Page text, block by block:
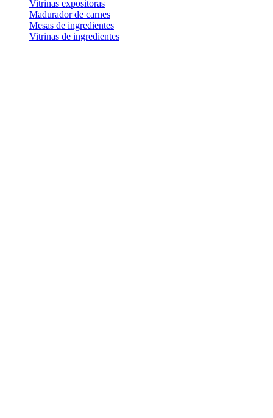
Vitrinas expositoras
Madurador de carnes
Mesas de ingredientes
Vitrinas de ingredientes